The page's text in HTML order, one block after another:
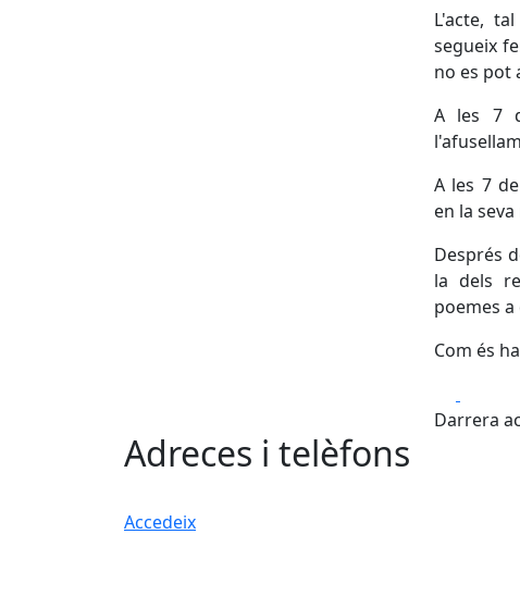
L'acte,
segueix
no es pot
A les 7
A les 7
en la
Després
la dels
poemes
Com és
Darrera
Adreces i telèfons
Accedeix